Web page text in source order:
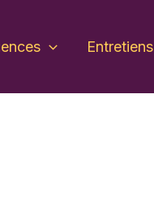
Entretiens